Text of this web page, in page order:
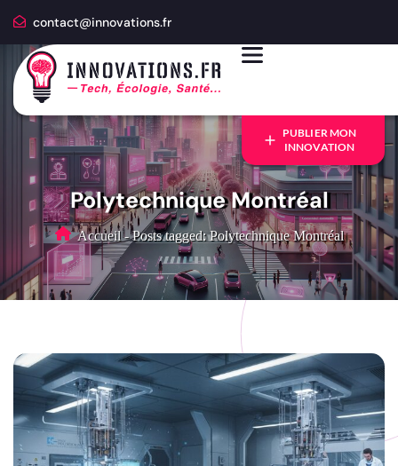
contact@innovations.fr
PUBLIER MON
INNOVATION
Polytechnique Montréal
Accueil - Posts tagged: Polytechnique Montréal